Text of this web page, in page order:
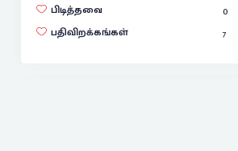
பிடித்தவை
0
பதிவிறக்கங்கள்
7